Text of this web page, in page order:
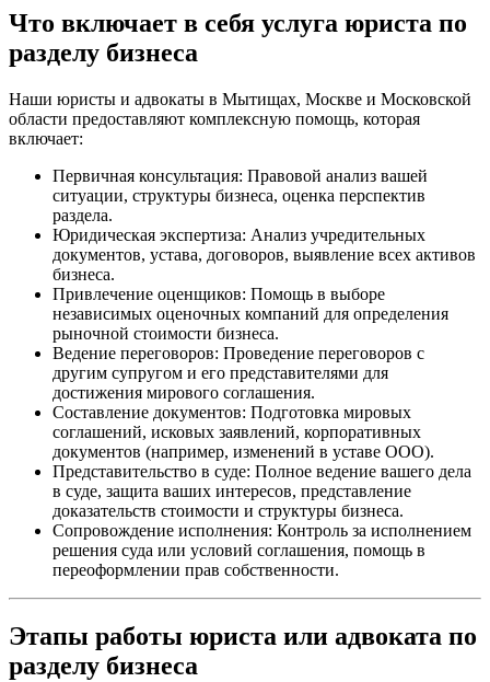
Что включает в себя услуга юриста по
разделу бизнеса
Наши юристы и адвокаты в Мытищах, Москве и Московской
области предоставляют комплексную помощь, которая
включает:
Первичная консультация: Правовой анализ вашей
ситуации, структуры бизнеса, оценка перспектив
раздела.
Юридическая экспертиза: Анализ учредительных
документов, устава, договоров, выявление всех активов
бизнеса.
Привлечение оценщиков: Помощь в выборе
независимых оценочных компаний для определения
рыночной стоимости бизнеса.
Ведение переговоров: Проведение переговоров с
другим супругом и его представителями для
достижения мирового соглашения.
Составление документов: Подготовка мировых
соглашений, исковых заявлений, корпоративных
документов (например, изменений в уставе ООО).
Представительство в суде: Полное ведение вашего дела
в суде, защита ваших интересов, представление
доказательств стоимости и структуры бизнеса.
Сопровождение исполнения: Контроль за исполнением
решения суда или условий соглашения, помощь в
переоформлении прав собственности.
Этапы работы юриста или адвоката по
разделу бизнеса